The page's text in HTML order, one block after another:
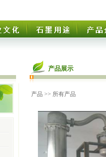
产品展示
产品 >> 所有产品